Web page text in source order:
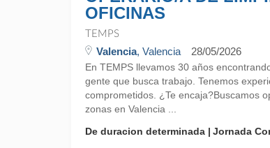
OFICINAS
TEMPS
Valencia, Valencia 28/05/2026
En TEMPS llevamos 30 años
gente que busca trabajo. Tenemos
comprometidos. ¿Te encaja?Buscamos
zonas en Valencia ...
De duracion determinada
Jornada